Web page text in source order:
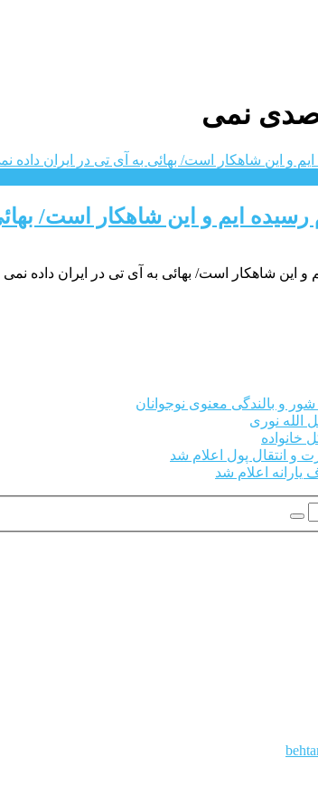
شور و بالندگی معنوی نوجوانان
الله نوری
خانواده
و انتقال پول اعلام شد
یارانه اعلام شد